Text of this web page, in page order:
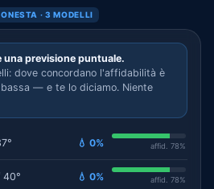
ONESTA · 3 MODELLI
una previsione puntuale.
dove concordano l'affidabilità è
— e te lo diciamo. Niente
💧 0% affid. 78%
40° 💧 0% affid. 78%